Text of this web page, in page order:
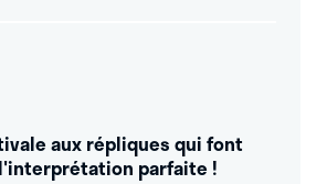
aux répliques qui font
parfaite !